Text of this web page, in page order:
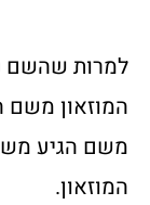
למרות שהשם
המוזאון משם
משם הגיע
המוזאון.